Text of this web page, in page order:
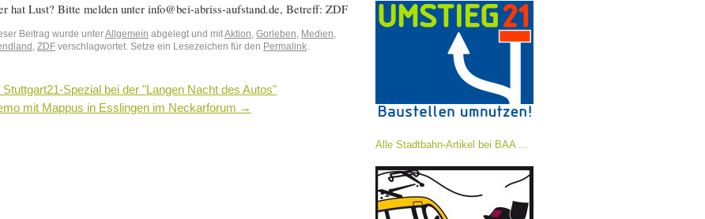
hat Lust? Bitte melden unter info@bei-abriss-aufstand.de, Betreff: ZDF
Beitrag wurde unterAllgemein abgelegt und mitAktion Gorleben Medien
ZDF verschlagwortet. Setze ein Lesezeichen für den Permalink
Stuttgart21-Spezial bei der "Langen Nacht des Autos"
mit Mappus in Esslingen im Neckarforum →
Alle Stadtbahn-Artikel bei BAA ...